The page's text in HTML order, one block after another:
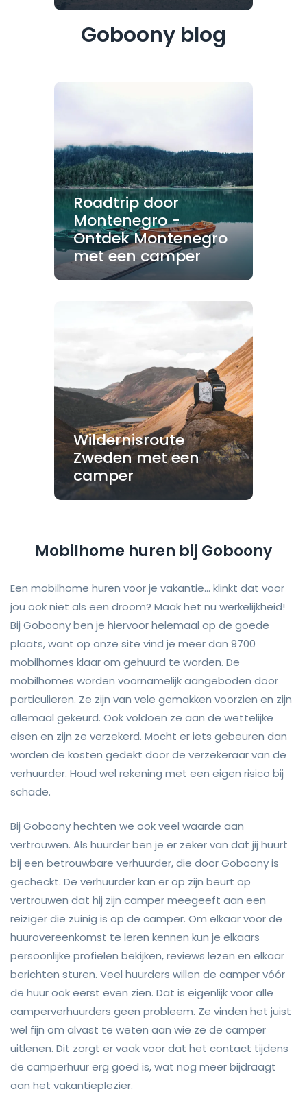
Goboony blog
Roadtrip door
Montenegro -
Ontdek Montenegro
met een camper
Wildernisroute
Zweden met een
camper
Mobilhome huren bij Goboony
Een mobilhome huren voor je vakantie... klinkt dat voor
jou ook niet als een droom? Maak het nu werkelijkheid!
Bij Goboony ben je hiervoor helemaal op de goede
plaats, want op onze site vind je meer dan 9700
mobilhomes klaar om gehuurd te worden. De
mobilhomes worden voornamelijk aangeboden door
particulieren. Ze zijn van vele gemakken voorzien en zijn
allemaal gekeurd. Ook voldoen ze aan de wettelijke
eisen en zijn ze verzekerd. Mocht er iets gebeuren dan
worden de kosten gedekt door de verzekeraar van de
verhuurder. Houd wel rekening met een eigen risico bij
schade.
Bij Goboony hechten we ook veel waarde aan
vertrouwen. Als huurder ben je er zeker van dat jij huurt
bij een betrouwbare verhuurder, die door Goboony is
gecheckt. De verhuurder kan er op zijn beurt op
vertrouwen dat hij zijn camper meegeeft aan een
reiziger die zuinig is op de camper. Om elkaar voor de
huurovereenkomst te leren kennen kun je elkaars
persoonlijke profielen bekijken, reviews lezen en elkaar
berichten sturen. Veel huurders willen de camper vóór
de huur ook eerst even zien. Dat is eigenlijk voor alle
camperverhuurders geen probleem. Ze vinden het juist
wel fijn om alvast te weten aan wie ze de camper
uitlenen. Dit zorgt er vaak voor dat het contact tijdens
de camperhuur erg goed is, wat nog meer bijdraagt
aan het vakantieplezier.